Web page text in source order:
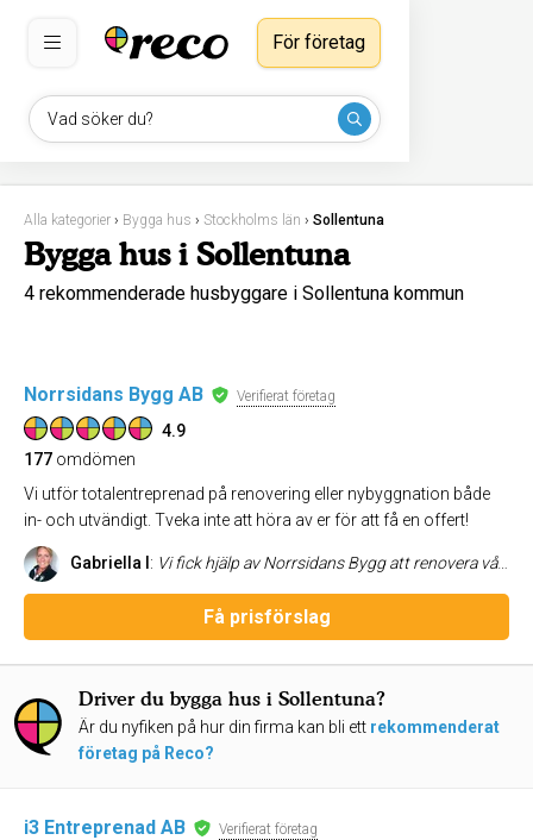
Vad söker du?
För företag
Alla kategorier › Bygga hus › Stockholms län › Sollentuna
Bygga hus i Sollentuna
4 rekommenderade husbyggare i Sollentuna kommun
Norrsidans Bygg AB Verifierat företag
4.9
177 omdömen
Vi utför totalentreprenad på renovering eller nybyggnation både
in- och utvändigt. Tveka inte att höra av er för att få en offert!
Gabriella I : Vi fick hjälp av Norrsidans Bygg att renovera våran brygganläggning. Vi uppskattade att dom kom snabbt eftersom det var lågvatten. Arbetet utfördes snabbt och kändes professionellt. Vi är jättenöjda.
Få prisförslag
Driver du bygga hus i Sollentuna?
Är du nyfiken på hur din firma kan bli ett rekommenderat
företag på Reco?
i3 Entreprenad AB Verifierat företag